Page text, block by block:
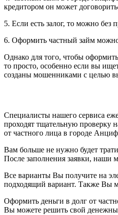
кредитором он может
5. Если есть залог, то можно
6. Оформить частный займ
Однако для того, чтобы
то просто, особенно если вы
созданы мошенниками с целью
Специалисты нашего сервиса
проходят тщательную проверку
от частного лица в городе
Вам больше не нужно будет
После заполнения заявки, наши
Все варианты Вы получите на
подходящий вариант. Также Вы
Оформить деньги в долг от
Вы можете решить свой